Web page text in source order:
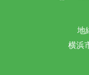
地
横浜